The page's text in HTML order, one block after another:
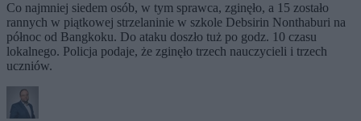
Co najmniej siedem osób, w tym sprawca, zginęło, a 15 zostało
rannych w piątkowej strzelaninie w szkole Debsirin Nonthaburi na
północ od Bangkoku. Do ataku doszło tuż po godz. 10 czasu
lokalnego. Policja podaje, że zginęło trzech nauczycieli i trzech
uczniów.